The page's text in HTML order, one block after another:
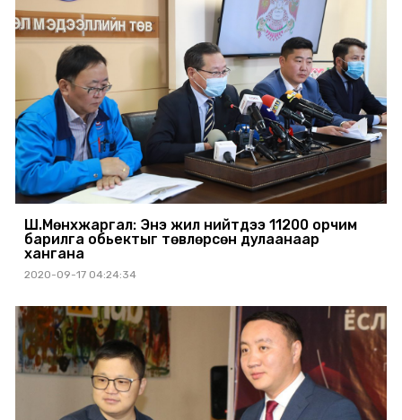
Ш.Мөнхжаргал: Энэ жил нийтдээ 11200 орчим
барилга обьектыг төвлөрсөн дулаанаар
хангана
2020-09-17 04:24:34